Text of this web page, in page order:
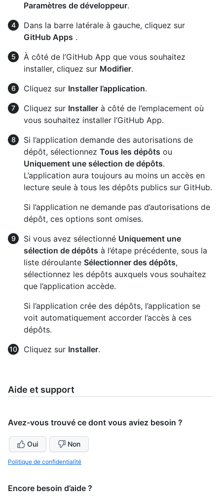
Paramètres de développeur.
Dans la barre latérale à gauche, cliquez sur
GitHub Apps .
À côté de l’GitHub App que vous souhaitez
installer, cliquez sur Modifier.
Cliquez sur Installer l’application.
Cliquez sur Installer à côté de l’emplacement où
vous souhaitez installer l’GitHub App.
Si l’application demande des autorisations de
dépôt, sélectionnez Tous les dépôts ou
Uniquement une sélection de dépôts.
L’application aura toujours au moins un accès en
lecture seule à tous les dépôts publics sur GitHub.
Si l’application ne demande pas d’autorisations de
dépôt, ces options sont omises.
Si vous avez sélectionné Uniquement une
sélection de dépôts à l’étape précédente, sous la
liste déroulante Sélectionner des dépôts,
sélectionnez les dépôts auxquels vous souhaitez
que l’application accède.
Si l’application crée des dépôts, l’application se
voit automatiquement accorder l’accès à ces
dépôts.
Cliquez sur Installer.
Aide et support
Avez-vous trouvé ce dont vous aviez besoin ?
Oui Non
Politique de confidentialité
Encore besoin d’aide ?